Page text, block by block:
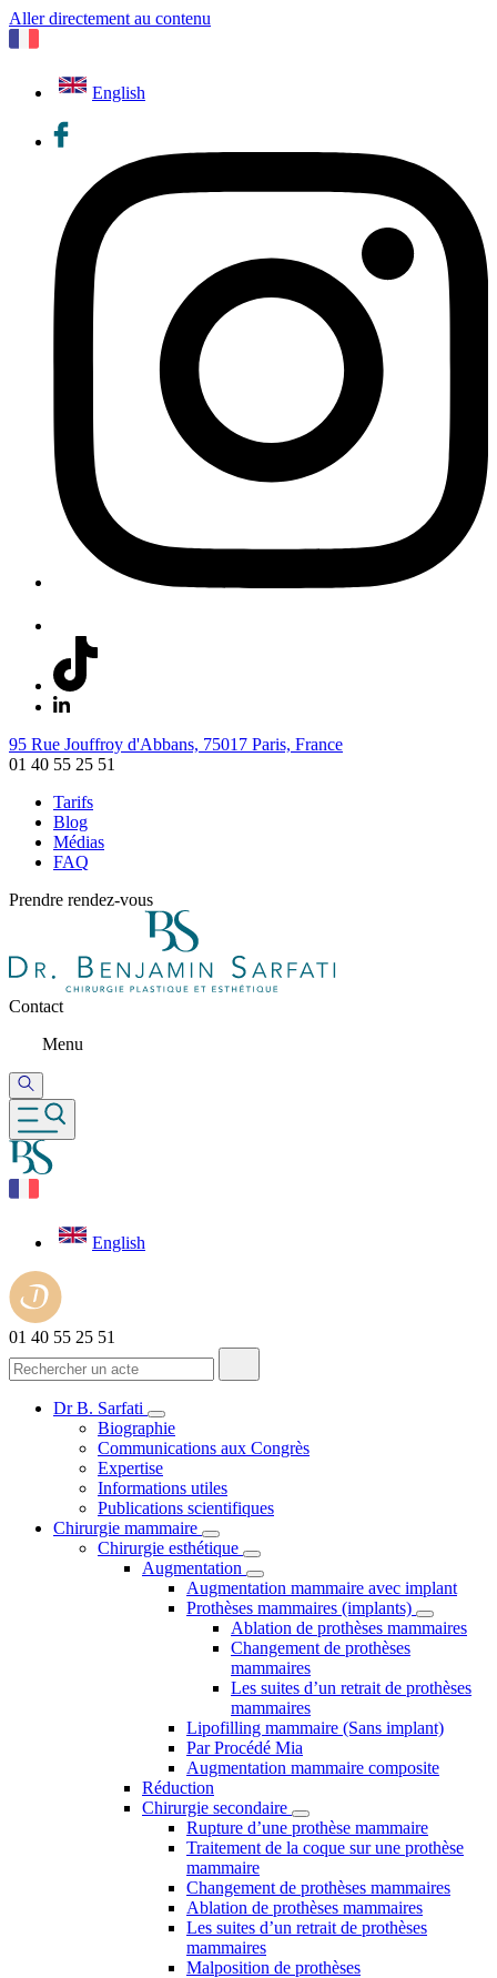
Aller directement au contenu
English
95 Rue Jouffroy d'Abbans, 75017 Paris, France
01 40 55 25 51
Tarifs
Blog
Médias
FAQ
Prendre rendez-vous
Contact
Menu
English
01 40 55 25 51
Dr B. Sarfati
Biographie
Communications aux Congrès
Expertise
Informations utiles
Publications scientifiques
Chirurgie mammaire
Chirurgie esthétique
Augmentation
Augmentation mammaire avec implant
Prothèses mammaires (implants)
Ablation de prothèses mammaires
Changement de prothèses
mammaires
Les suites d’un retrait de prothèses
mammaires
Lipofilling mammaire (Sans implant)
Par Procédé Mia
Augmentation mammaire composite
Réduction
Chirurgie secondaire
Rupture d’une prothèse mammaire
Traitement de la coque sur une prothèse
mammaire
Changement de prothèses mammaires
Ablation de prothèses mammaires
Les suites d’un retrait de prothèses
mammaires
Malposition de prothèses